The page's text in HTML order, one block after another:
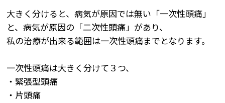
大きく分けると、病気が原因では無い「一次性頭痛」
と、病気が原因の「二次性頭痛」があり、
私の治療が出来る範囲は一次性頭痛までとなります。
一次性頭痛は大きく分けて３つ、
・緊張型頭痛
・片頭痛